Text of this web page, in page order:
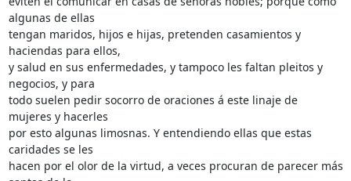
algunas de ellas
tengan maridos, hijos e hijas, pretenden casamientos y
haciendas para ellos,
y salud en sus enfermedades, y tampoco les faltan pleitos y
negocios, y para
todo suelen pedir socorro de oraciones á este linaje de
mujeres y hacerles
por esto algunas limosnas. Y entendiendo ellas que estas
caridades se les
hacen por el olor de la virtud, a veces procuran de parecer más